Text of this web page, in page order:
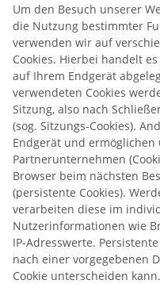
Um den Besuch unserer
die Nutzung bestimmter
verwenden wir auf
Cookies. Hierbei handelt
auf Ihrem Endgerät
verwendeten Cookies
Sitzung, also nach
(sog. Sitzungs-Cookies).
Endgerät und ermöglichen
Partnerunternehmen
Browser beim nächsten
(persistente Cookies).
verarbeiten diese im
Nutzerinformationen wie
IP-Adresswerte.
nach einer vorgegebenen
Cookie unterscheiden kann.